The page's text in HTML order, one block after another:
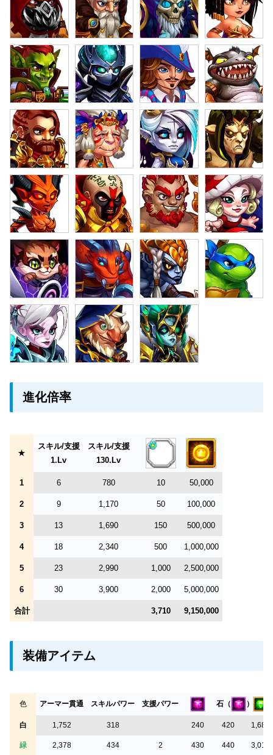
進化倍率
★
スキル/支援
1.Lv
スキル/支援
130.Lv
1 6 780 10 50,000
2 9 1,170 50 100,000
3 13 1,690 150 500,000
4 18 2,340 500 1,000,000
5 23 2,990 1,000 2,500,000
6 30 3,900 2,000 5,000,000
合計 3,710 9,150,000
装備アイテム
色 アーマー貫通 スキルパワー 支援パワー 石（ ）
白 1,752 318 240 420 1,680
緑 2,378 434 2 430 440 3,010